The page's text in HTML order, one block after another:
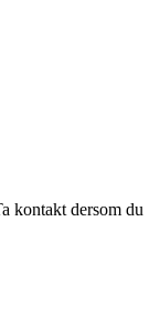
kontakt dersom du